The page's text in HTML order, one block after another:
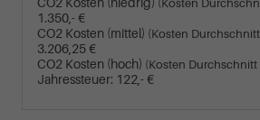
(Kosten
1.350,- €
CO2 Kosten (mittel) (Kosten
3.206,25 €
CO2 Kosten (hoch) (Kosten Durchschnitt
Jahressteuer: 122,- €